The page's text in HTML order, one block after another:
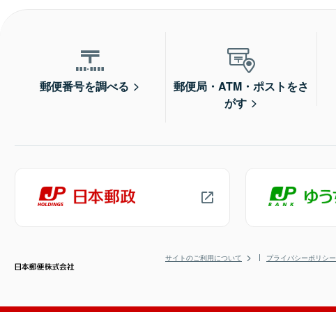
郵便番号を調べる
郵便局・ATM・ポストをさ
がす
サイトのご利用について プライバシーポリシー